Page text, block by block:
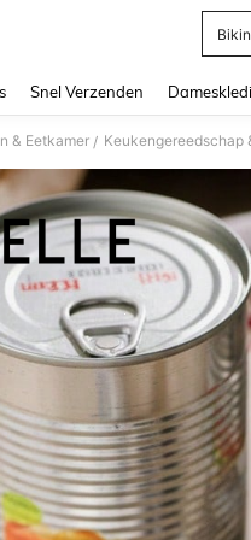
Snel Verzenden
& Eetkamer / Keukengereedschap